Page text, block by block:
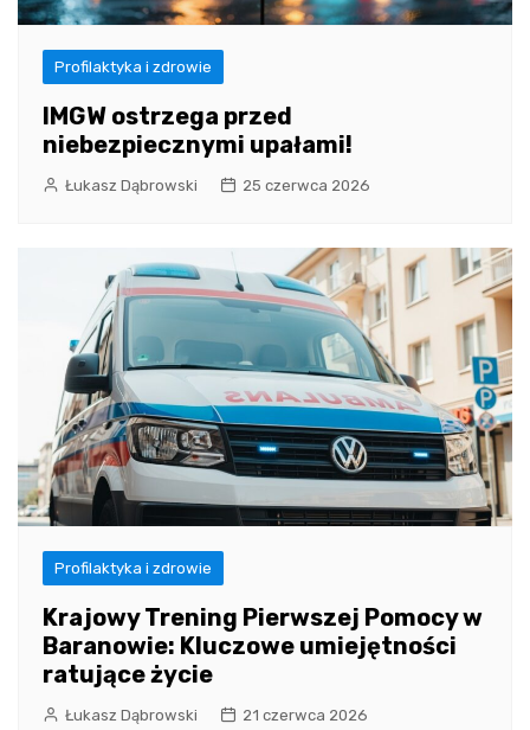
Profilaktyka i zdrowie
IMGW ostrzega przed
niebezpiecznymi upałami!
Łukasz Dąbrowski 25 czerwca 2026
Profilaktyka i zdrowie
Krajowy Trening Pierwszej Pomocy w
Baranowie: Kluczowe umiejętności
ratujące życie
Łukasz Dąbrowski 21 czerwca 2026